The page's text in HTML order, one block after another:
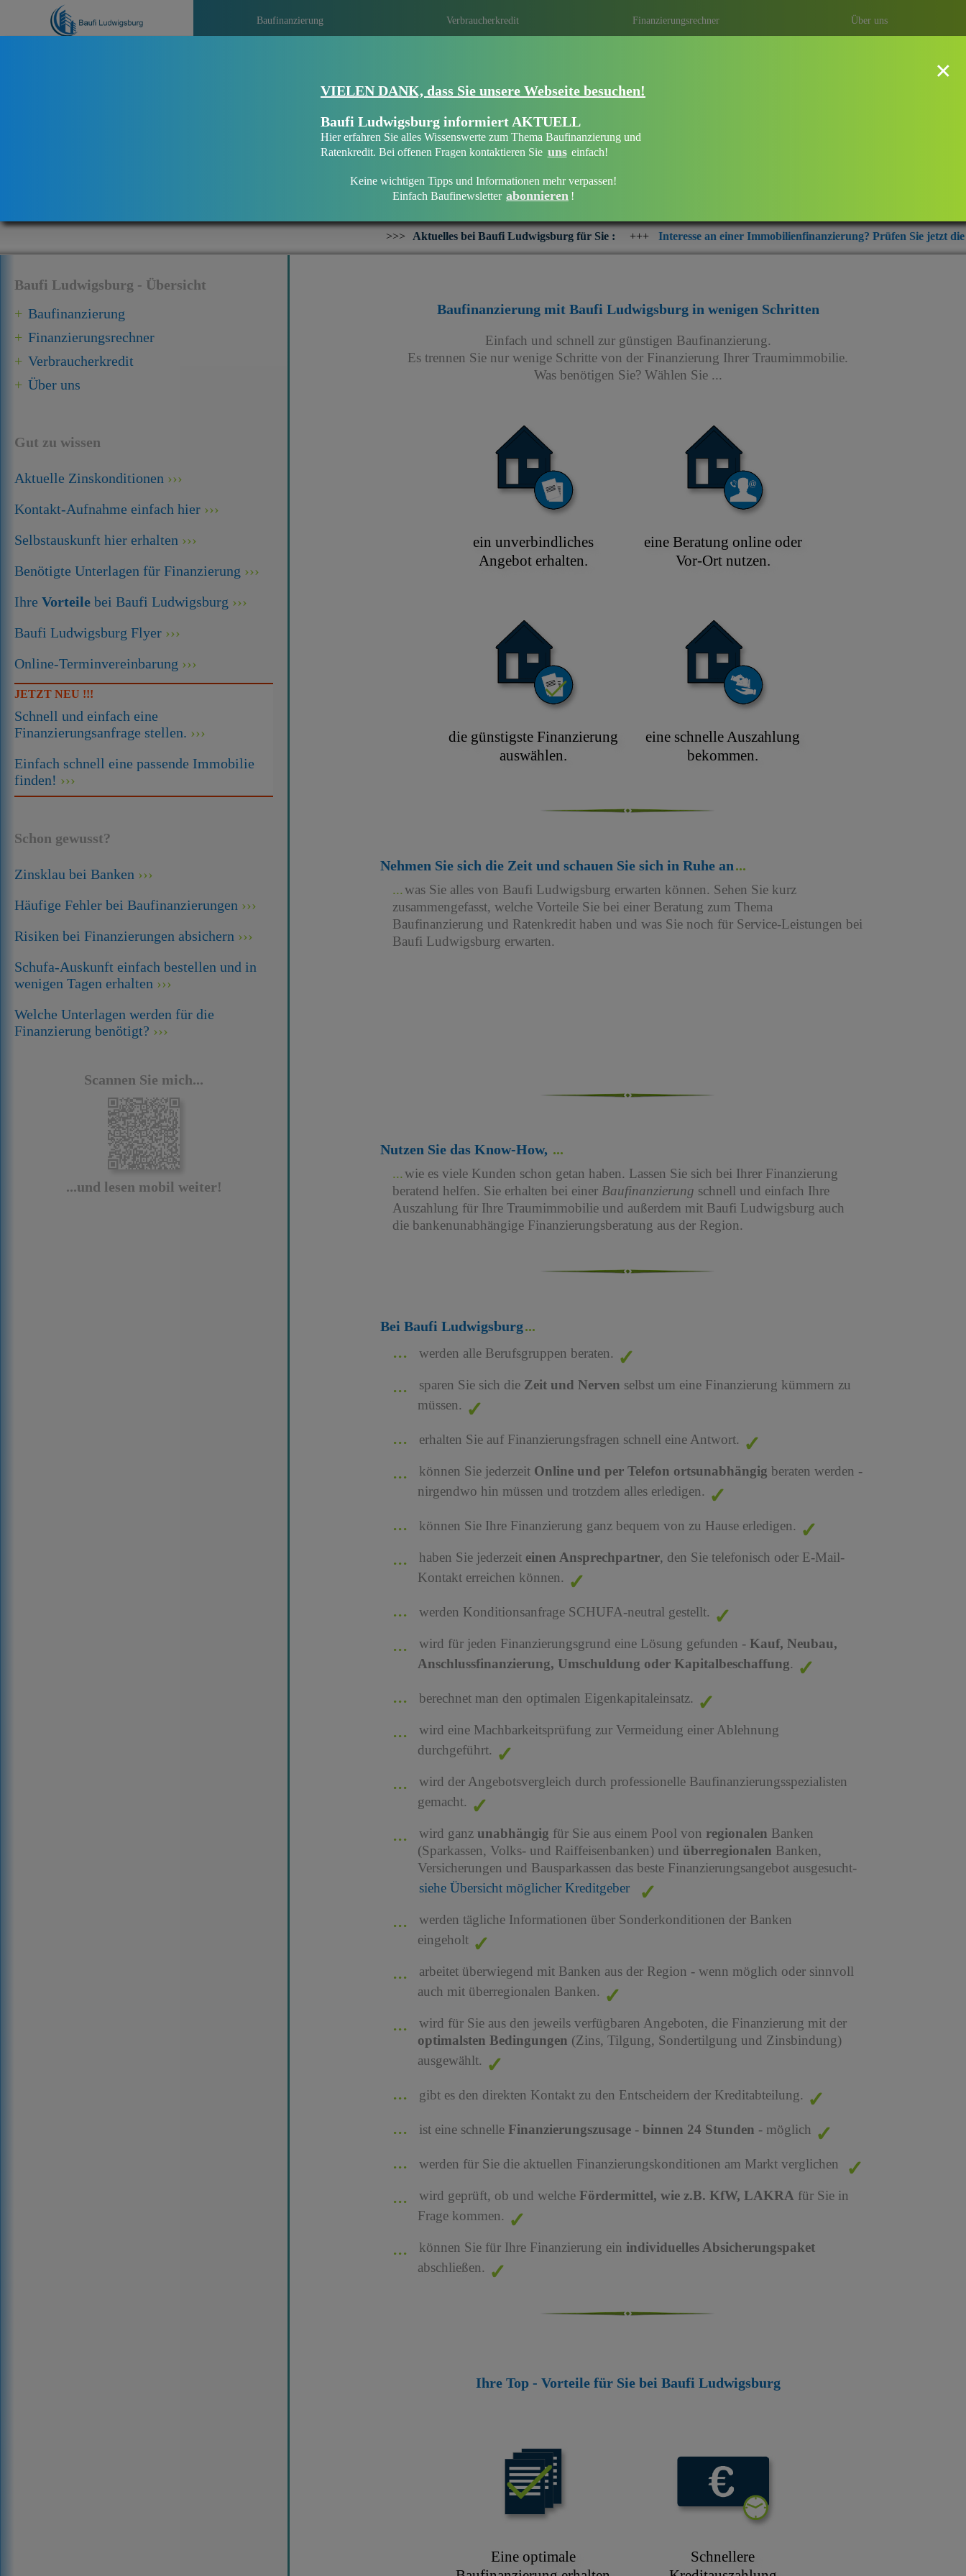
Baufinanzierung Verbraucherkredit Finanzierungsrechner Über uns
Eine Immobilie finanzieren mit Baufi Ludwigsburg
Finanzieren Sie Ihr Haus oder Ihre Wohnung mit Baufi Ludwigsburg – ihrem
bankenunabhängigen Finanzierungsberater aus der Region Ludwigsburg.
Aktuelles bei Baufi Ludwigsburg für Sie : +++ Interesse an einer Immobilienfinanzierung? Prüfen Sie jetzt die aktuellen
Baufi Ludwigsburg - Übersicht
Baufinanzierung
Finanzierungsrechner
Verbraucherkredit
Über uns
Gut zu wissen
Aktuelle Zinskonditionen
Kontakt-Aufnahme einfach hier
Selbstauskunft hier erhalten
Benötigte Unterlagen für Finanzierung
Ihre Vorteile bei Baufi Ludwigsburg
Baufi Ludwigsburg Flyer
Online-Terminvereinbarung
JETZT NEU !!!
Schnell und einfach eine
Finanzierungsanfrage stellen.
Einfach schnell eine passende Immobilie
finden!
Schon gewusst?
Zinsklau bei Banken
Häufige Fehler bei Baufinanzierungen
Risiken bei Finanzierungen absichern
Schufa-Auskunft einfach bestellen und in
wenigen Tagen erhalten
Welche Unterlagen werden für die
Finanzierung benötigt?
Scannen Sie mich...
...und lesen mobil weiter!
×
VIELEN DANK, dass Sie unsere Webseite besuchen!
Baufi Ludwigsburg informiert AKTUELL
Hier erfahren Sie alles Wissenswerte zum Thema Baufinanzierung und
Ratenkredit. Bei offenen Fragen kontaktieren Sie uns einfach!
Keine wichtigen Tipps und Informationen mehr verpassen!
Einfach Baufinewsletter abonnieren !
Baufinanzierung mit Baufi Ludwigsburgin wenigen Schritten
Einfach und schnell zur günstigen Baufinanzierung.
Es trennen Sie nur wenige Schritte von der Finanzierung Ihrer Traumimmobilie.
Was benötigen Sie? Wählen Sie ...
ein unverbindliches
Angebot erhalten.
eine Beratung online oder
Vor-Ort nutzen.
die günstigste Finanzierung
auswählen.
eine schnelle Auszahlung
bekommen.
Nehmen Sie sich die Zeit und schauen Sie sich in Ruhe an
was Sie alles von Baufi Ludwigsburg erwarten können. Sehen Sie kurz
zusammengefasst, welche Vorteile Sie bei einer Beratung zum Thema
Baufinanzierung und Ratenkredit haben und was Sie noch für Service-Leistungen bei
Baufi Ludwigsburg erwarten.
Nutzen Sie das Know-How,
wie es viele Kunden schon getan haben. Lassen Sie sich bei Ihrer Finanzierung
beratend helfen. Sie erhalten bei einerBaufinanzierung schnell und einfach Ihre
Auszahlung für Ihre Traumimmobilie und außerdem mit Baufi Ludwigsburg auch
die bankenunabhängige Finanzierungsberatung aus der Region.
Bei Baufi Ludwigsburg
werden alle Berufsgruppen beraten.
sparen Sie sich die Zeit und Nerven selbst um eine Finanzierung kümmern zu
müssen.
erhalten Sie auf Finanzierungsfragen schnell eine Antwort.
können Sie jederzeit Online und per Telefon ortsunabhängig beraten werden -
nirgendwo hin müssen und trotzdem alles erledigen.
können Sie Ihre Finanzierung ganz bequem von zu Hause erledigen.
haben Sie jederzeit einen Ansprechpartner, den Sie telefonisch oder E-Mail-
Kontakt erreichen können.
werden Konditionsanfrage SCHUFA-neutral gestellt.
wird für jeden Finanzierungsgrund eine Lösung gefunden - Kauf, Neubau,
Anschlussfinanzierung, Umschuldung oder Kapitalbeschaffung.
berechnet man den optimalen Eigenkapitaleinsatz.
wird eine Machbarkeitsprüfung zur Vermeidung einer Ablehnung
durchgeführt.
wird der Angebotsvergleich durch professionelle Baufinanzierungsspezialisten
gemacht.
wird ganz unabhängig für Sie aus einem Pool von regionalen Banken
(Sparkassen, Volks- und Raiffeisenbanken) und überregionalen Banken,
Versicherungen und Bausparkassen das beste Finanzierungsangebot ausgesucht-
siehe Übersicht möglicher Kreditgeber
werden tägliche Informationen über Sonderkonditionen der Banken
eingeholt
arbeitet überwiegend mit Banken aus der Region - wenn möglich oder sinnvoll
auch mit überregionalen Banken.
wird für Sie aus den jeweils verfügbaren Angeboten, die Finanzierung mit der
optimalsten Bedingungen (Zins, Tilgung, Sondertilgung und Zinsbindung)
ausgewählt.
gibt es den direkten Kontakt zu den Entscheidern der Kreditabteilung.
ist eine schnelle Finanzierungszusage- binnen 24 Stunden - möglich
werden für Sie die aktuellen Finanzierungskonditionen am Markt verglichen
wird geprüft, ob und welche Fördermittel, wie z.B. KfW, LAKRA für Sie in
Frage kommen.
können Sie für Ihre Finanzierung ein individuelles Absicherungspaket
abschließen.
Ihre Top - Vorteile für Sie bei Baufi Ludwigsburg
Eine optimale
Schnellere